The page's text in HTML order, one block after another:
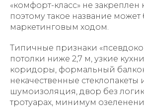
«комфорт-класс» не
поэтому такое название
маркетинговым ходом.
Типичные признаки
потолки ниже 2,7 м, узкие
коридоры, формальный балкон
некачественные стеклопакеты
шумоизоляция, двор без
тротуарах, минимум